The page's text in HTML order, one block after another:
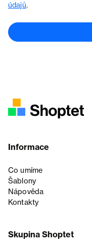
údajů.
Informace
Co umíme
Šablony
Nápověda
Kontakty
Skupina Shoptet